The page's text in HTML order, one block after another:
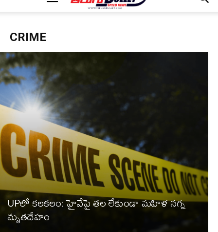
CRIME
UPలో కలకలం: హైవేపై తల లేకుండా మహిళ నగ్న
మృతదేహం